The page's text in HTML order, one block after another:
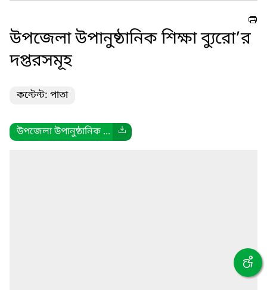
উপজেলা উপানুষ্ঠানিক শিক্ষা ব্যুরো’র
দপ্তরসমূহ
কন্টেন্ট: পাতা
উপজেলা উপানুষ্ঠানিক ...